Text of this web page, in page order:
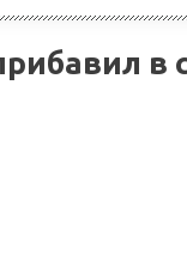
в